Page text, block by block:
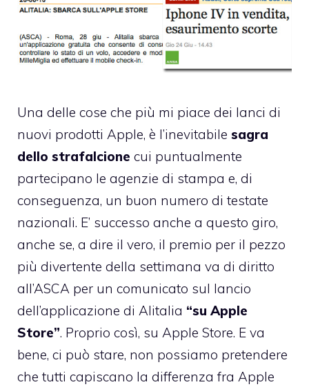
Una delle cose che più mi piace dei lanci di
nuovi prodotti Apple, è l’inevitabile sagra
dello strafalcione cui puntualmente
partecipano le agenzie di stampa e, di
conseguenza, un buon numero di testate
nazionali. E’ successo anche a questo giro,
anche se, a dire il vero, il premio per il pezzo
più divertente della settimana va di diritto
all’ASCA per un comunicato sul lancio
dell’applicazione di Alitalia “su Apple
Store”. Proprio così, su Apple Store. E va
bene, ci può stare, non possiamo pretendere
che tutti capiscano la differenza fra Apple